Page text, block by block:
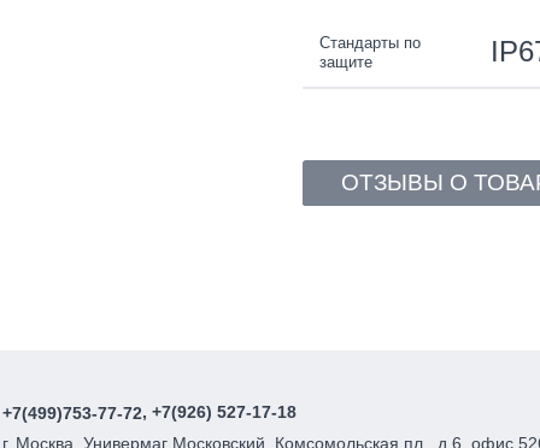
Стандарты по
защите
ОТЗЫВЫ О
+7(499)753-77-72, +7(926) 527-17-18
г. Москва, Универмаг Московский, Комсомольская пл., д.6, офис